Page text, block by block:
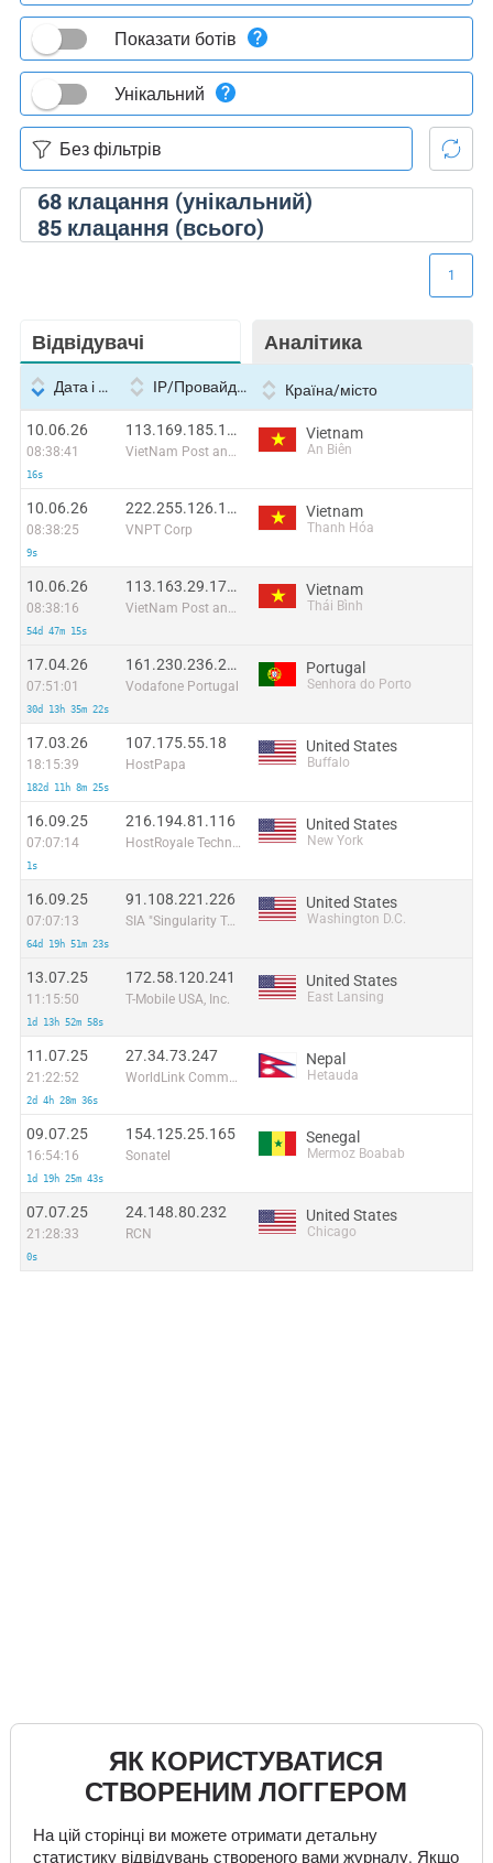
68клацання (унікальний)
85клацання (всього)
Показати ботів
Унікальний
Відвідувачі Аналітика
1
Дата і час IP/Провайдер Країна/місто
10.06.26
08:38:41
16s
113.169.185.163:38939
VietNam Post and Telecom Corporation
Vietnam
An Biên
10.06.26
08:38:25
9s
222.255.126.136:34093
VNPT Corp
Vietnam
Thanh Hóa
10.06.26
08:38:16
54d 47m 15s
113.163.29.178:49630
VietNam Post and Telecom Corporation
Vietnam
Thái Bình
17.04.26
07:51:01
30d 13h 35m 22s
161.230.236.208
Vodafone Portugal
Portugal
Senhora do Porto
17.03.26
18:15:39
182d 11h 8m 25s
107.175.55.18
HostPapa
United States
Buffalo
16.09.25
07:07:14
1s
216.194.81.116
HostRoyale Technologies Pvt Ltd
United States
New York
16.09.25
07:07:13
64d 19h 51m 23s
91.108.221.226
SIA "Singularity Telecom"
United States
Washington D.C.
13.07.25
11:15:50
1d 13h 52m 58s
172.58.120.241
T-Mobile USA, Inc.
United States
East Lansing
11.07.25
21:22:52
2d 4h 28m 36s
27.34.73.247
WorldLink Communications
Nepal
Hetauda
09.07.25
16:54:16
1d 19h 25m 43s
154.125.25.165
Sonatel
Senegal
Mermoz Boabab
07.07.25
21:28:33
0s
24.148.80.232
RCN
United States
Chicago
ЯК КОРИСТУВАТИСЯ
СТВОРЕНИМ ЛОГГЕРОМ
На цій сторінці ви можете отримати детальну
статистику відвідувань створеного вами журналу. Якщо